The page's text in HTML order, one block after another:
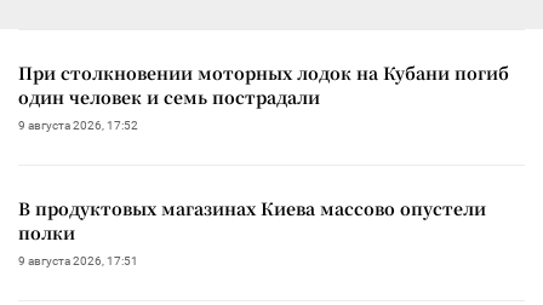
При столкновении моторных лодок на Кубани погиб
один человек и семь пострадали
9 августа 2026, 17:52
В продуктовых магазинах Киева массово опустели
полки
9 августа 2026, 17:51